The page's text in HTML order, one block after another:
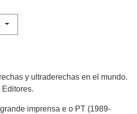
y ultraderechas en el mundo.
Editores.
imprensa e o PT (1989-